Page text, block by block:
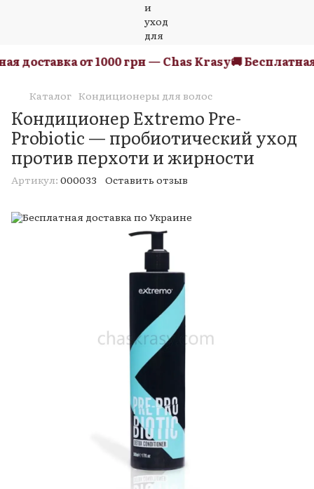
доставка от 1000 грн — Chas Krasy🚚 Бесплатная
Каталог Кондиционеры для волос
Кондиционер Extremo Pre-
Probiotic — пробиотический уход
против перхоти и жирности
Артикул: 000033 Оставить отзыв